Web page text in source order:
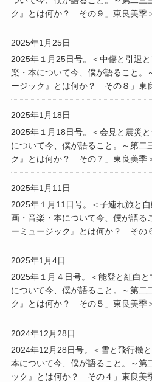
ク』とは何か？ その９」東良美季
2025年1月25日
2025年１月25日号。＜中傷と引退
楽・本について今、僕が語ること。
ージック』とは何か？ その８」東
2025年1月18日
2025年１月18日号。＜会見と震災
について今、僕が語ること。～第二
ク』とは何か？ その７」東良美季
2025年1月11日
2025年１月11日号。＜子連れ旅と
画・音楽・本について今、僕が語る
ーミュージック』とは何か？ その
2025年1月4日
2025年１月４日号。＜能登と紅白
について今、僕が語ること。～第二
ク』とは何か？ その５」東良美季
2024年12月28日
2024年12月28日号。＜雪と飛行機
本について今、僕が語ること。～第
ック』とは何か？ その４」東良美